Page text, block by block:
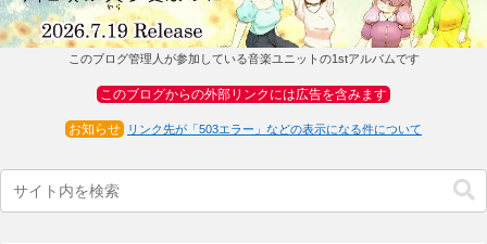
このブログ管理人が参加している音楽ユニットの1stアルバムです
このブログからの外部リンクには広告を含みます
お知らせ リンク先が「503エラー」などの表示になる件について